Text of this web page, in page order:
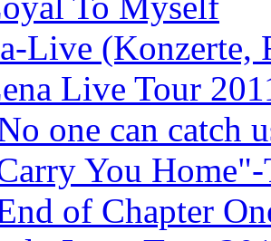
Live (Konzerte,
Live Tour
one can catch
You
of Chapter